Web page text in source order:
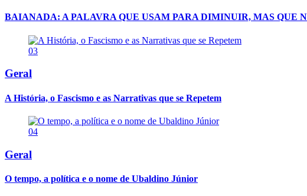
BAIANADA: A PALAVRA QUE USAM PARA DIMINUIR, MAS QUE
03
Geral
A História, o Fascismo e as Narrativas que se Repetem
04
Geral
O tempo, a política e o nome de Ubaldino Júnior